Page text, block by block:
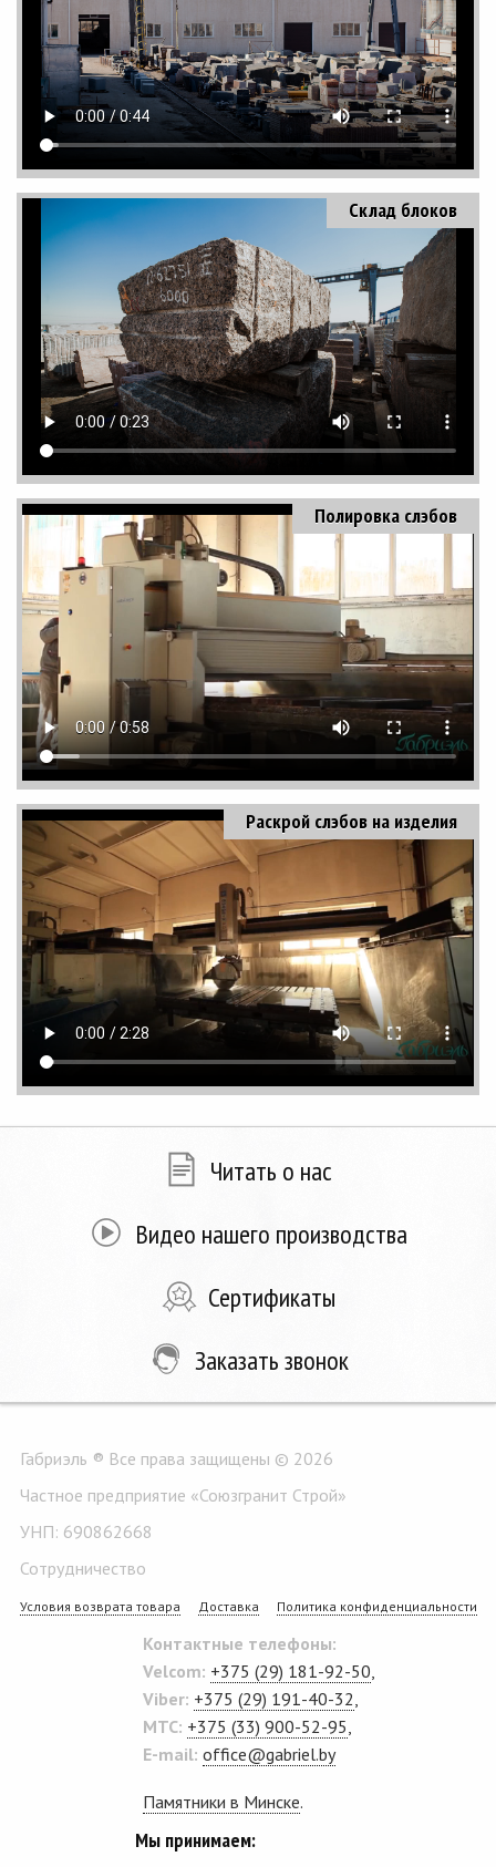
Склад блоков
Полировка слэбов
Раскрой слэбов на изделия
Читать о нас
Видео нашего производства
Сертификаты
Заказать звонок
Габриэль ® Все права защищены © 2026
Частное предприятие «Союзгранит Строй»
УНП: 690862668
Сотрудничество
Условия возврата товара Доставка Политика конфиденциальности
Контактные телефоны:
Velcom: +375 (29) 181-92-50,
Viber: +375 (29) 191-40-32,
MTC: +375 (33) 900-52-95,
E-mail: office@gabriel.by
Памятники в Минске.
Мы принимаем: